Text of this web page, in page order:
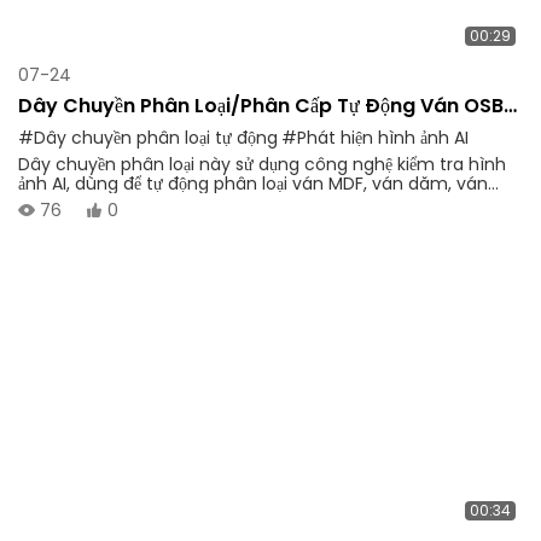
00:29
07-24
Dây Chuyền Phân Loại/phân Cấp Tự Động Ván OSB
(ván Sợi Định Hướng)
#Dây chuyền phân loại tự động #Phát hiện hình ảnh AI
Dây chuyền phân loại này sử dụng công nghệ kiểm tra hình
ảnh AI, dùng để tự động phân loại ván MDF, ván dăm, ván
OSB theo thông số kỹ thuật, độ dày và khuyết tật. Với hệ
thống điều khiển PLC, máy hỗ trợ vận hành tự động 24/24, độ
76 0
00:34